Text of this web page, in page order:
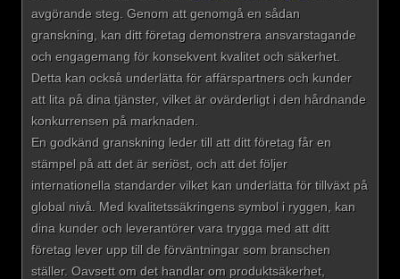
avgörande steg. Genom att genomgå en sådan
granskning, kan ditt företag demonstrera ansvarstagande
och engagemang för konsekvent kvalitet och säkerhet.
Detta kan också underlätta för affärspartners och kunder
att lita på dina tjänster, vilket är ovärderligt i den hårdnande
konkurrensen på marknaden.
En godkänd granskning leder till att ditt företag får en
stämpel på att det är seriöst, och att det följer
internationella standarder vilket kan underlätta för tillväxt på
global nivå. Med kvalitetssäkringens symbol i ryggen, kan
dina kunder och leverantörer vara trygga med att ditt
företag lever upp till de förväntningar som branschen
ställer. Oavsett om det handlar om produktsäkerhet,